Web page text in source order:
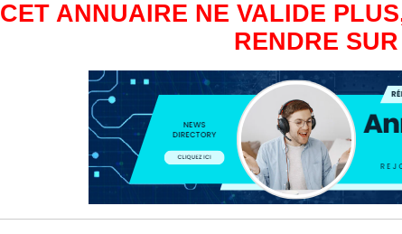
CET ANNUAIRE NE VALIDE
RENDRE